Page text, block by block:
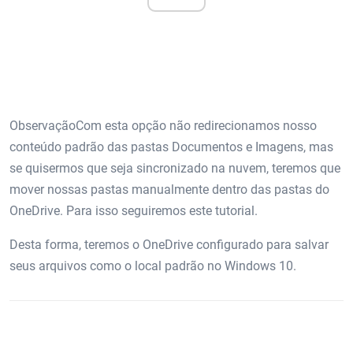
ObservaçãoCom esta opção não redirecionamos nosso
conteúdo padrão das pastas Documentos e Imagens, mas
se quisermos que seja sincronizado na nuvem, teremos que
mover nossas pastas manualmente dentro das pastas do
OneDrive. Para isso seguiremos este tutorial.
Desta forma, teremos o OneDrive configurado para salvar
seus arquivos como o local padrão no Windows 10.